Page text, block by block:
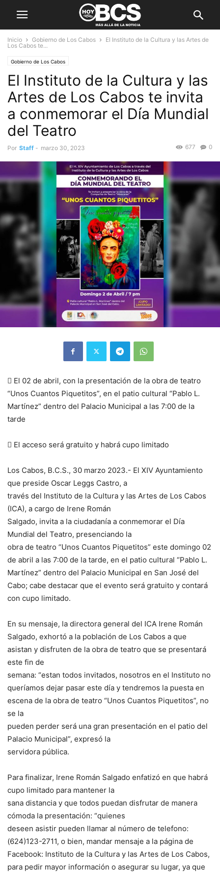
Inicio Gobierno de Los Cabos
El Instituto de la Cultura y las Artes de
Los Cabos te...
Gobierno de Los Cabos
El Instituto de la Cultura y las
Artes de Los Cabos te invita
a conmemorar el Día Mundial
del Teatro
Por Staff - marzo 30, 2023 0
677
 El 02 de abril, con la presentación de la obra de teatro
“Unos Cuantos Piquetitos”, en el patio cultural “Pablo L.
Martínez” dentro del Palacio Municipal a las 7:00 de la
tarde
 El acceso será gratuito y habrá cupo limitado
Los Cabos, B.C.S., 30 marzo 2023.- El XIV Ayuntamiento
que preside Oscar Leggs Castro, a
través del Instituto de la Cultura y las Artes de Los Cabos
(ICA), a cargo de Irene Román
Salgado, invita a la ciudadanía a conmemorar el Día
Mundial del Teatro, presenciando la
obra de teatro “Unos Cuantos Piquetitos” este domingo 02
de abril a las 7:00 de la tarde, en el patio cultural “Pablo L.
Martínez” dentro del Palacio Municipal en San José del
Cabo; cabe destacar que el evento será gratuito y contará
con cupo limitado.
En su mensaje, la directora general del ICA Irene Román
Salgado, exhortó a la población de Los Cabos a que
asistan y disfruten de la obra de teatro que se presentará
este fin de
semana: “estan todos invitados, nosotros en el Instituto no
queríamos dejar pasar este día y tendremos la puesta en
escena de la obra de teatro “Unos Cuantos Piquetitos”, no
se la
pueden perder será una gran presentación en el patio del
Palacio Municipal”, expresó la
servidora pública.
Para finalizar, Irene Román Salgado enfatizó en que habrá
cupo limitado para mantener la
sana distancia y que todos puedan disfrutar de manera
cómoda la presentación: “quienes
deseen asistir pueden llamar al número de telefono:
(624)123-2711, o bien, mandar mensaje a la página de
Facebook: Instituto de la Cultura y las Artes de Los Cabos,
para pedir mayor información o asegurar su lugar, ya que